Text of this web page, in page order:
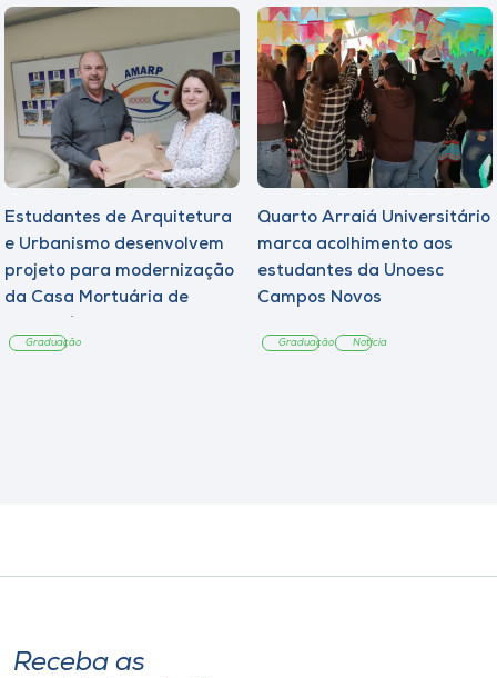
Estudantes de Arquitetura
e Urbanismo desenvolvem
projeto para modernização
da Casa Mortuária de
Graduação
Quarto Arraiá Universitário
marca acolhimento aos
estudantes da Unoesc
Campos Novos
Graduação Notícia
Receba as